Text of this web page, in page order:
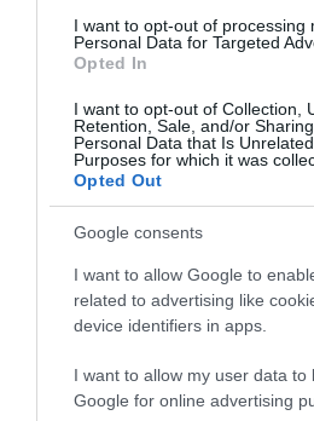
I want to opt-out of processing
Personal Data for Targeted
Opted In
I want to opt-out of Collection,
Retention, Sale, and/or
Personal Data that Is
Purposes for which it was
Opted Out
Google consents
I want to allow Google to
related to advertising like
device identifiers in apps.
I want to allow my user data to
Google for online advertising
fürdőszobával rendelkező
vendégek a kedvezményes
és természetesen
kert, a játszótér és az udvari
ittlakunk6. kerületi lapja.
Vendég
62 év feletti felnőtt:
18 év feletti felnőtt: